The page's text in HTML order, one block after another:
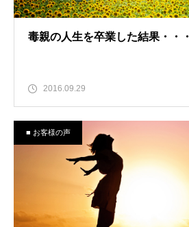
毒親の人生を卒業した結果・・・
2016.09.29
■ お客様の声